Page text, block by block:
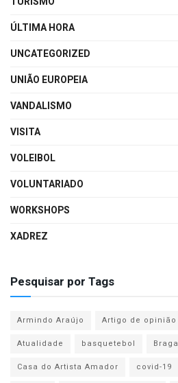
ÚLTIMA HORA
UNCATEGORIZED
UNIÃO EUROPEIA
VANDALISMO
VISITA
VOLEIBOL
VOLUNTARIADO
WORKSHOPS
XADREZ
Pesquisar por Tags
Armindo Araújo Artigo de opinião
Atualidade
basquetebol Braga
Casa do Artista Amador
covid-19